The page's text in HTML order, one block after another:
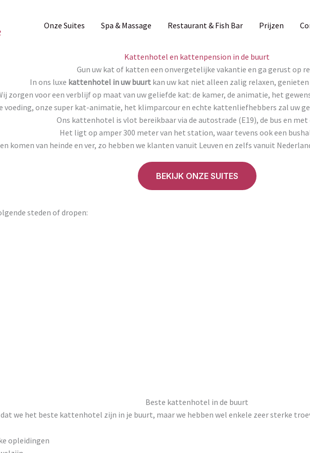
Onze Suites Spa & Massage Restaurant & Fish Bar Prijzen
Kattenhotel en kattenpension in de buurt
Gun uw kat of katten een onvergetelijke vakantie en ga gerust op
In ons luxe kattenhotel in uw buurtkan uw kat niet alleen zalig relaxen,
zorgen voor een verblijf op maat van uw geliefde kat: de kamer, de animatie, het
voeding, onze super kat-animatie, het klimparcour en echte kattenliefhebbers zal
Ons kattenhotel is vlot bereikbaar via de autostrade (E19), de bus en met
Het ligt op amper 300 meter van het station, waar tevens ook een
komen van heinde en ver, zo hebben we klanten vanuit Leuven en zelfs vanuit
BEKIJK ONZE SUITES
steden of dropen:
Beste kattenhotel in de buurt
we het beste kattenhotel zijn in je buurt, maar we hebben wel enkele zeer sterke
opleidingen